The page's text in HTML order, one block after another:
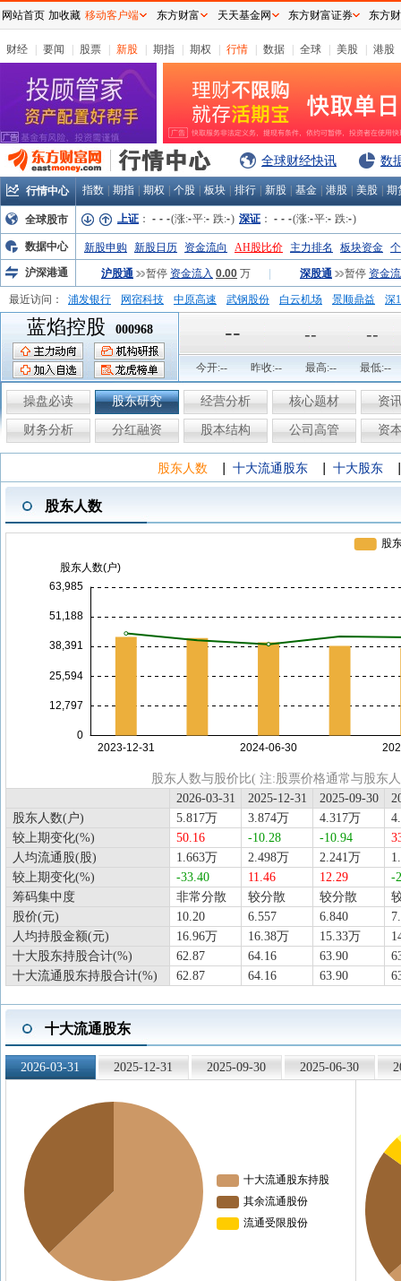
财经 要闻 股票 新股 期指 期权 行情 数据 全球 美股 港股
全球财经快讯 数
行情中心 指数 期指 期权 个股 板块 排行 新股 基金 港股 美股 期
全球股市 上证 ： - - -(涨:-平:- 跌:-) 深证 ： - - -(涨:-平:- 跌:-)
数据中心 新股申购 新股日历 资金流向 AH股比价 主力排名 板块资金
沪深港通
沪股通 暂停 资金流入 0.00 万 深股通 暂停 资金
最近访问： 浦发银行 网宿科技 中原高速 武钢股份 白云机场 景顺鼎益
深
弘业股份
富临运业
蓝焰控股 000968 -- -- --
今开:-- 昨收:-- 最高:-- 最低:--
操盘必读 股东研究 经营分析 核心题材 资
财务分析 分红融资 股本结构 公司高管 资
股东人数 十大流通股东 十大股东
股东人数
股东人数与股价比( 注:股票价格通常与股东
2026-03-31
2025-12-31 2025-09-30
股东人数(户)
5.817万 3.874万 4.317万
较上期变化(%)
50.16 -10.28 -10.94
人均流通股(股)
1.663万 2.498万 2.241万
较上期变化(%)
-33.40 11.46 12.29
-
筹码集中度
非常分散 较分散 较分散
股价(元)
10.20 6.557 6.840
人均持股金额(元)
16.96万 16.38万 15.33万
十大股东持股合计(%)
62.87 64.16 63.90
十大流通股东持股合计(%)
62.87 64.16 63.90
十大流通股东
2026-03-31 2025-12-31 2025-09-30 2025-06-30
网站首页 加收藏 移动客户端 东方财富 天天基金网 东方财富证券 东方